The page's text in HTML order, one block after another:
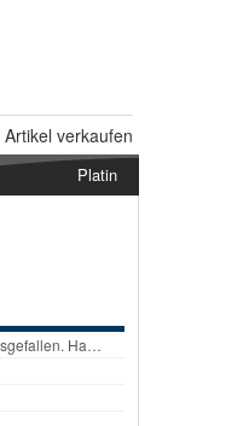
Artikel verkaufen
Platin